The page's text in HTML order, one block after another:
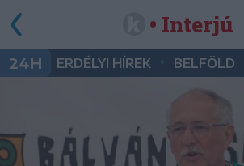
• Interjú
24H ERDÉLYI HÍREK BELFÖLD